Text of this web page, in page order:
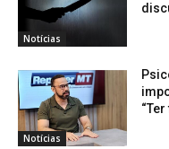
Notícias
Notícias